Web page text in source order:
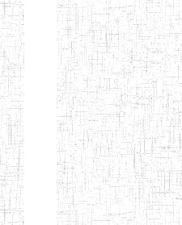
SAINT
ANDREW'S BTTC
MODEL
INCLUSIVE
BILINGUAL
TEACHER
TRAINING
INSTITUTE